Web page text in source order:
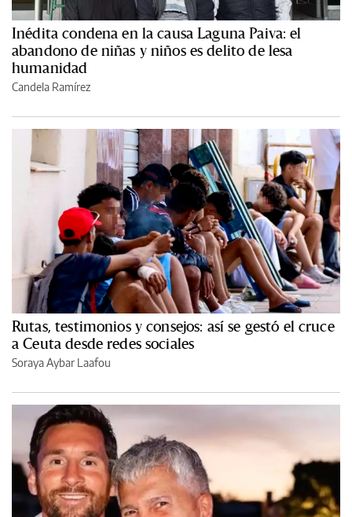
Inédita condena en la causa Laguna Paiva: el
abandono de niñas y niños es delito de lesa
humanidad
Candela Ramírez
Rutas, testimonios y consejos: así se gestó el cruce
a Ceuta desde redes sociales
Soraya Aybar Laafou